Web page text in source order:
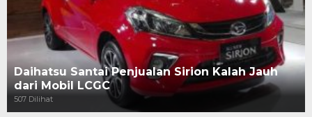
Daihatsu Santai Penjualan Sirion Kalah Jauh
dari Mobil LCGC
507 Dilihat